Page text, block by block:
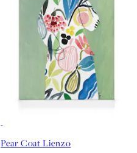
Pear Coat Lienzo